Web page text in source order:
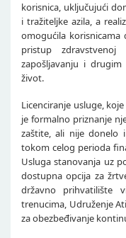
korisnica, uključujući
i tražiteljke azila, a
omogućila korisnicama
pristup
zapošljavanju i
život.
Licenciranje usluge,
je formalno priznanje
zaštite, ali nije donelo
tokom celog perioda
Usluga stanovanja uz
dostupna opcija za
državno prihvatilište
trenucima, Udruženje
za obezbeđivanje